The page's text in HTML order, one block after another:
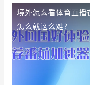
境外怎么看体育直播
怎么就这么难？